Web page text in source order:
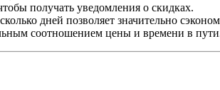
получать уведомления о скидках.
дней позволяет значительно
соотношением цены и времени в